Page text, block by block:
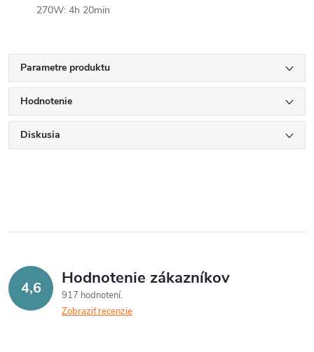
270W: 4h 20min
Parametre produktu
Hodnotenie
Diskusia
4,6 Hodnotenie zákazníkov
917 hodnotení
Zobraziť recenzie